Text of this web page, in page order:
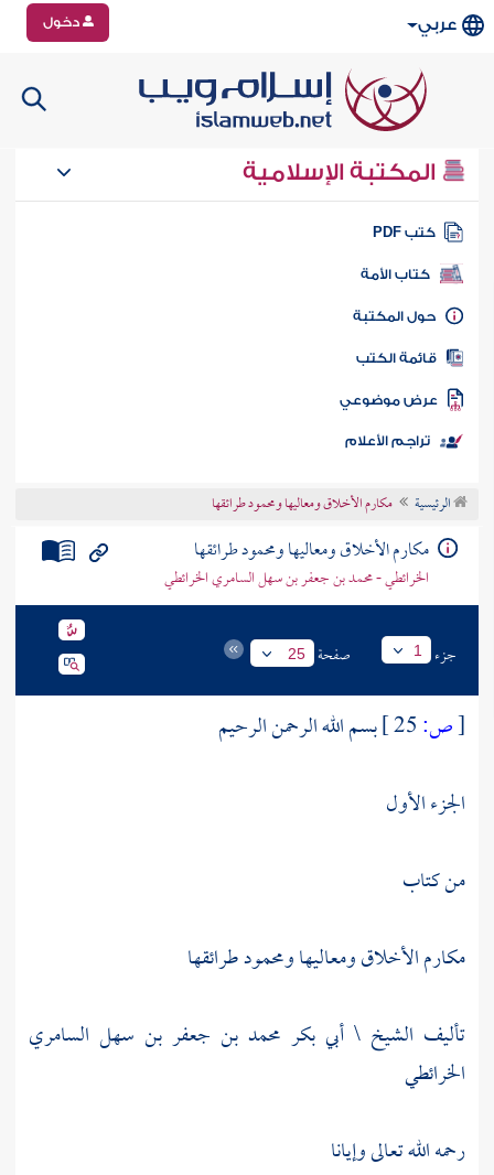
عربي دخول
المكتبة الإسلامية
كتب PDF
كتاب الأمة
المكتبة
الكتب
موضوعي
تراجم الأعلام
الرئيسية مكارم الأخلاق ومعاليها ومحمود طرائقها
مكارم الأخلاق ومعاليها ومحمود طرائقها
الخرائطي - محمد بن جعفر بن سهل السامري الخرائطي
جزء 1 صفحة 25
[ص:
بسم الله الرحمن الرحيم
الجزء الأول
من كتاب
مكارم الأخلاق ومعاليها ومحمود طرائقها
تأليف الشيخ \ أبي بكر محمد بن جعفر بن سهل السامري
الخرائطي
رحمه الله تعالى وإيانا